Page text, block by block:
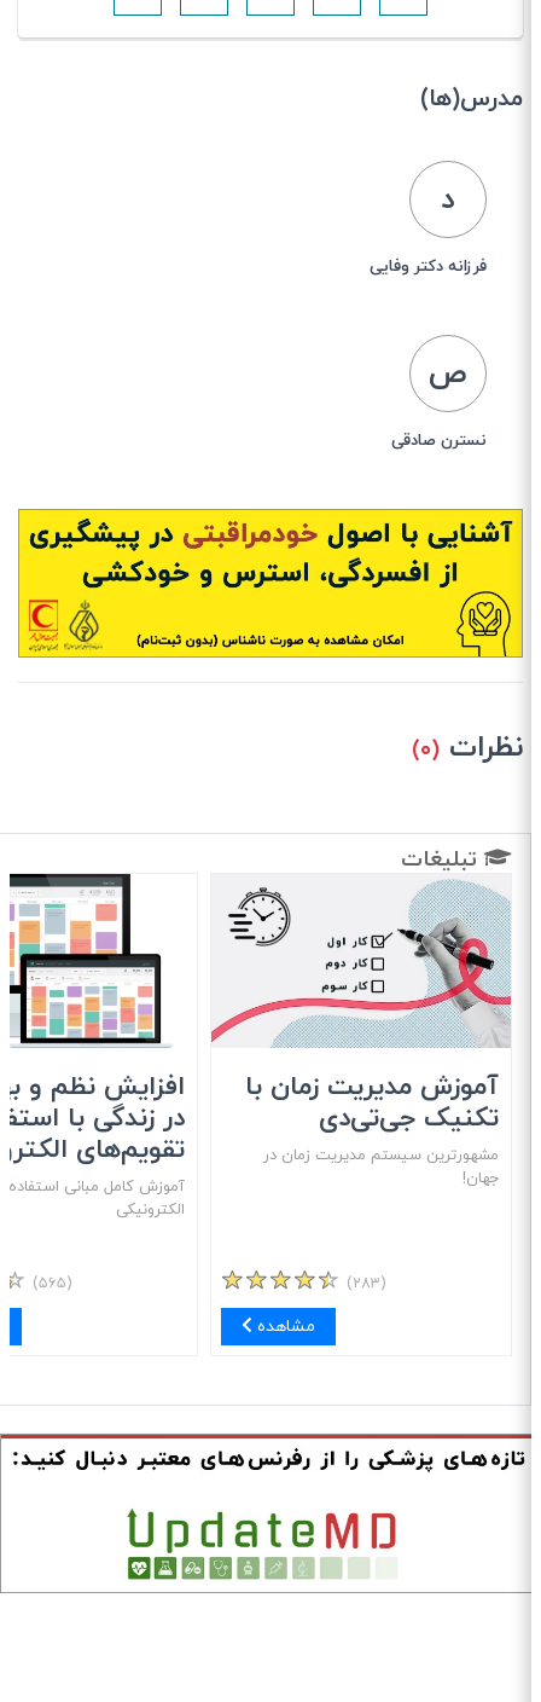
مدرس(ها)
د
فرزانه دکتر وفایی
ص
نسترن صادقی
نظرات
تبلیغات
آموزش مدیریت زمان با
تکنیک جی‌تی‌دی
مشهور‌ترین سیستم مدیریت زمان در
جهان!
مشاهده
افزایش نظم و
در زندگی با
تقویم‌های
آموزش کامل مبانی استفاده
الکترونیکی